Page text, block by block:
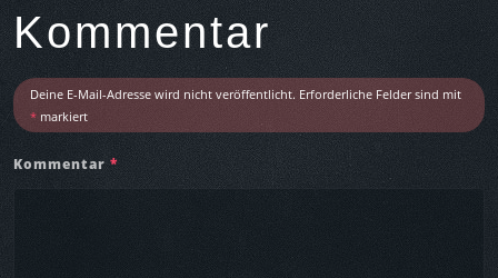
t
c
e
Kommentar
Deine E-Mail-Adresse wird nicht veröffentlicht. Erforderliche Felder sind mit
* markiert
Kommentar*